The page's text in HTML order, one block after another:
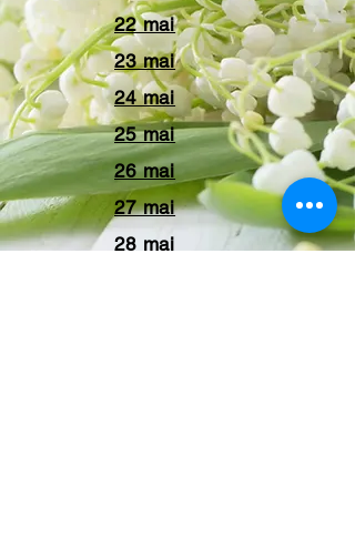
22 mai
23 mai
24 mai
25 mai
26 mai
27 mai
28 mai